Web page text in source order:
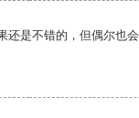
还是不错的，但偶尔也